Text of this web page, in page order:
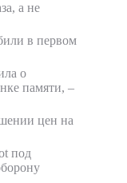
а не
в первом
о
памяти, –
цен на
под